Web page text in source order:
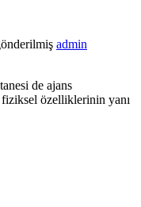
admin
de ajans
özelliklerinin yanı